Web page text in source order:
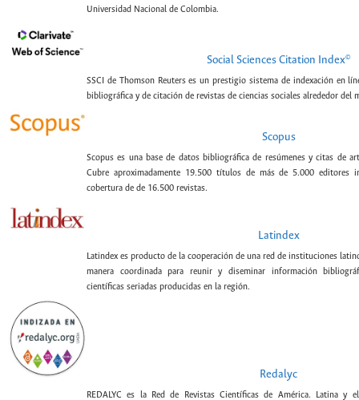
Universidad Nacional de Colombia.
Social Sciences Citation Index©
SSCI de Thomson Reuters es un prestigio sistema de indexación en
bibliográfica y de citación de revistas de ciencias sociales alrededor del
Scopus
Scopus es una base de datos bibliográfica de resúmenes y citas de
Cubre aproximadamente 19.500 títulos de más de 5.000 editores
cobertura de de 16.500 revistas.
Latindex
Latindex es producto de la cooperación de una red de instituciones
manera coordinada para reunir y diseminar información
científicas seriadas producidas en la región.
Redalyc
REDALYC es la Red de Revistas Científicas de América. Latina y